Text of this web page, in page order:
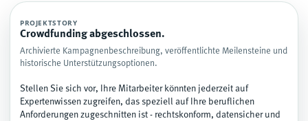
PROJEKTSTORY
Crowdfunding abgeschlossen.
Archivierte Kampagnenbeschreibung, veröffentlichte Meilensteine und
historische Unterstützungsoptionen.
Stellen Sie sich vor, Ihre Mitarbeiter könnten jederzeit auf
Expertenwissen zugreifen, das speziell auf Ihre beruflichen
Anforderungen zugeschnitten ist - rechtskonform, datensicher und